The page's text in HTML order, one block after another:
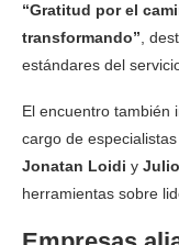
“Gratitud por el
transformando” ,
estándares del
El encuentro también
cargo de
Jonatan Loidi y
herramientas sobre